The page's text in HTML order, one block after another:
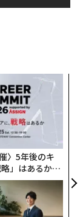
、それぞれイ
の機関よりも
ろう。
〉5年後のキ
」はあるか。
ティブのキャ
1日│CAREER S